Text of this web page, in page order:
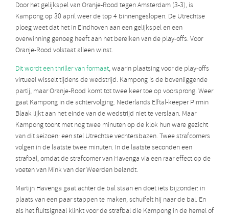
Door het gelijkspel van Oranje-Rood tegen Amsterdam (3-3), is
Kampong op 30 april weer de top 4 binnengeslopen. De Utrechtse
ploeg weet dat het in Eindhoven aan een gelijkspel en een
overwinning genoeg heeft aan het bereiken van de play-offs. Voor
Oranje-Rood volstaat alleen winst.
Dit wordt een thriller van formaat, waarin plaatsing voor de play-offs
virtueel wisselt tijdens de wedstrijd. Kampong is de bovenliggende
partij, maar Oranje-Rood komt tot twee keer toe op voorsprong. Weer
gaat Kampong in de achtervolging. Nederlands Elftal-keeper Pirmin
Blaak lijkt aan het einde van de wedstrijd niet te verslaan. Maar
Kampong toont met nog twee minuten op de klok hun ware gezicht
van dit seizoen: een stel Utrechtse vechtersbazen. Twee strafcorners
volgen in de laatste twee minuten. In de laatste seconden een
strafbal, omdat de strafcorner van Havenga via een raar effect op de
voeten van Mink van der Weerden belandt.
Martijn Havenga gaat achter de bal staan en doet iets bijzonder: in
plaats van een paar stappen te maken, schuifelt hij naar de bal. En
als het fluitsignaal klinkt voor de strafbal die Kampong in de hemel of